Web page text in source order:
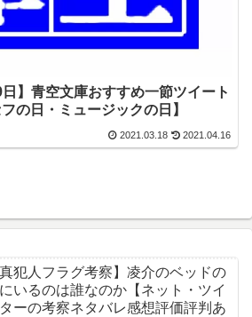
日】青空文庫おすすめ一節ツイート
の日・ミュージックの日】
2021.03.18 2021.04.16
真犯人フラグ考察】凌介のベッドの
いるのは誰なのか【ネット・ツイ
ーの考察ネタバレ感想評価評判あ